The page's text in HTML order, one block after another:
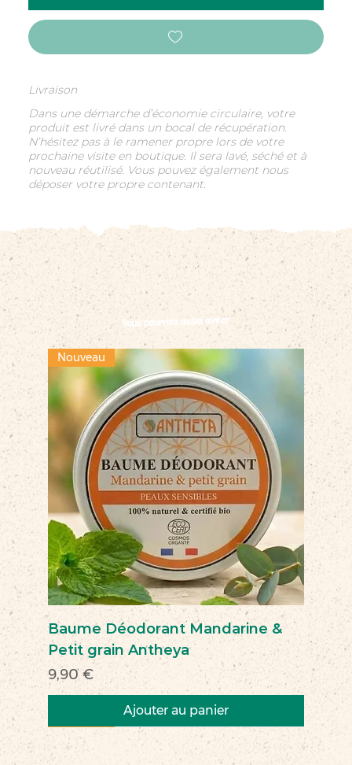
Livraison
Dans une démarche d’économie circulaire, votre
produit est livré dans un bocal de récupération.
N’hésitez pas à le ramener propre lors de votre
prochaine visite en boutique. Il sera lavé, séché et à
nouveau réutilisé. Vous pouvez également nous
déposer votre propre contenant.
Vous pourriez aussi aimer
Nouveau
Baume Déodorant Mandarine &
Petit grain Antheya
Prix
9,90 €
Ajouter au panier
Nouveau
Nouveau
Nouveau
Nouveau
Nouveau
Nouveau
Nouveau
Nouveauté
Nouveau
Nouveau
Commerce équitable
Nouveau